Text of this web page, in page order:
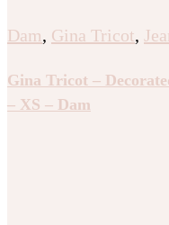
Dam, Gina Tricot,
Gina Tricot –
– XS – Dam